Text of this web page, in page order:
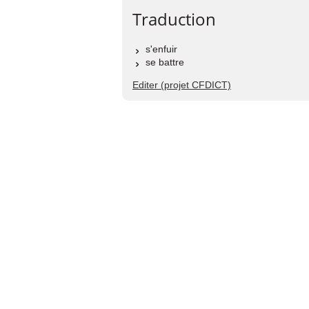
Traduction
s'enfuir
se battre
Editer (projet CFDICT)